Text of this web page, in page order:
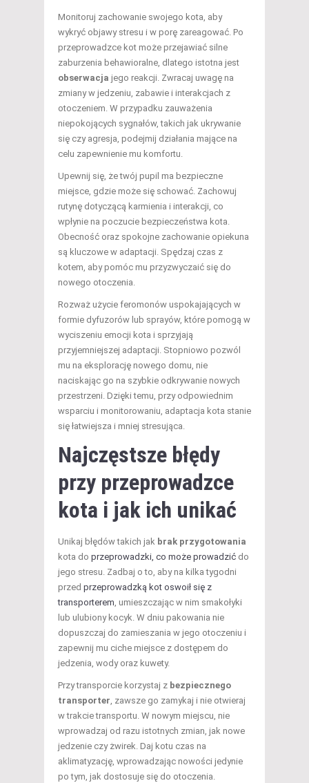
Monitoruj zachowanie swojego kota, aby
wykryć objawy stresu i w porę zareagować. Po
przeprowadzce kot może przejawiać silne
zaburzenia behawioralne, dlatego istotna jest
obserwacja jego reakcji. Zwracaj uwagę na
zmiany w jedzeniu, zabawie i interakcjach z
otoczeniem. W przypadku zauważenia
niepokojących sygnałów, takich jak ukrywanie
się czy agresja, podejmij działania mające na
celu zapewnienie mu komfortu.
Upewnij się, że twój pupil ma bezpieczne
miejsce, gdzie może się schować. Zachowuj
rutynę dotyczącą karmienia i interakcji, co
wpłynie na poczucie bezpieczeństwa kota.
Obecność oraz spokojne zachowanie opiekuna
są kluczowe w adaptacji. Spędzaj czas z
kotem, aby pomóc mu przyzwyczaić się do
nowego otoczenia.
Rozważ użycie feromonów uspokajających w
formie dyfuzorów lub sprayów, które pomogą w
wyciszeniu emocji kota i sprzyjają
przyjemniejszej adaptacji. Stopniowo pozwól
mu na eksplorację nowego domu, nie
naciskając go na szybkie odkrywanie nowych
przestrzeni. Dzięki temu, przy odpowiednim
wsparciu i monitorowaniu, adaptacja kota stanie
się łatwiejsza i mniej stresująca.
Najczęstsze błędy
przy przeprowadzce
kota i jak ich unikać
Unikaj błędów takich jak brak przygotowania
kota do przeprowadzki, co może prowadzić do
jego stresu. Zadbaj o to, aby na kilka tygodni
przed przeprowadzką kot oswoił się z
transporterem, umieszczając w nim smakołyki
lub ulubiony kocyk. W dniu pakowania nie
dopuszczaj do zamieszania w jego otoczeniu i
zapewnij mu ciche miejsce z dostępem do
jedzenia, wody oraz kuwety.
Przy transporcie korzystaj z bezpiecznego
transporter, zawsze go zamykaj i nie otwieraj
w trakcie transportu. W nowym miejscu, nie
wprowadzaj od razu istotnych zmian, jak nowe
jedzenie czy żwirek. Daj kotu czas na
aklimatyzację, wprowadzając nowości jedynie
po tym, jak dostosuje się do otoczenia.